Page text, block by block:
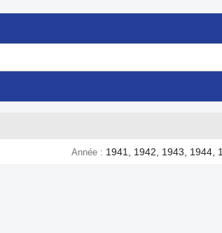
Année 1941, 1942, 1943, 1944,